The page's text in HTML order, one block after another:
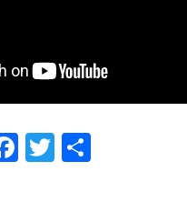
Facebook
Twitter